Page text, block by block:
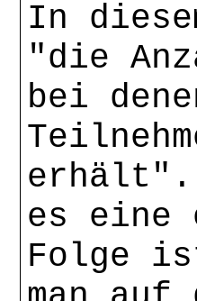
In
"die
bei
erhält".
es eine
Folge